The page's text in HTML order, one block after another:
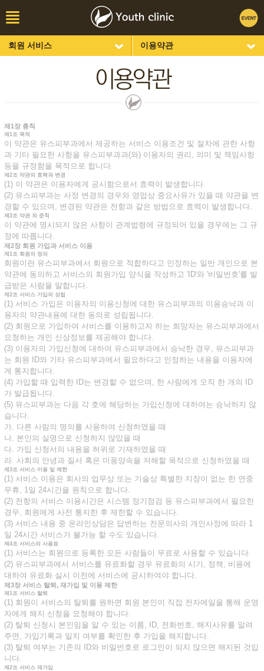
회원 서비스 이용약관
유스미디어
리얼후기
상담∙예약
회원 서비스
ID/PW 찾기
로그인
이용약관
제1장 총칙
제1조 목적
이 약관은 유스피부과에서 제공하는 서비스 이용조건 및 절차에 관한 사항
과 기타 필요한 사항을 유스피부과과(와) 이용자의 권리, 의미 및 책임사항
등을 규정함을 목적으로 합니다.
제2조 약관의 효력과 변경
(1) 이 약관은 이용자에게 공시함으로서 효력이 발생합니다.
(2) 유스피부과는 사정 변경의 경우와 영업상 중요사유가 있을 때 약관을 변
경할 수 있으며, 변경된 약관은 전항과 같은 방법으로 효력이 발생합니다.
제3조 약관 외 준칙
이 약관에 명시되지 않은 사항이 관계법령에 규정되어 있을 경우에는 그 규
정에 따릅니다.
제2장 회원 가입과 서비스 이용
제1조 회원의 정의
회원이란 유스피부과에서 회원으로 적합하다고 인정하는 일반 개인으로 본
약관에 동의하고 서비스의 회원가입 양식을 작성하고 'ID'와 '비밀번호'를 발
급받은 사람을 말합니다.
제2조 서비스 가입의 성립
(1) 서비스 가입은 이용자의 이용신청에 대한 유스피부과의 이용승낙과 이
용자의 약관내용에 대한 동의로 성립됩니다.
(2) 회원으로 가입하여 서비스를 이용하고자 하는 희망자는 유스피부과에서
요청하는 개인 신상정보를 제공해야 합니다.
(3) 이용자의 가입신청에 대하여 유스피부과에서 승낙한 경우, 유스피부과
는 회원 ID와 기타 유스피부과에서 필요하다고 인정하는 내용을 이용자에
게 통지합니다.
(4) 가입할 때 입력한 ID는 변경할 수 없으며, 한 사람에게 오직 한 개의 ID
가 발급됩니다.
(5) 유스피부과는 다음 각 호에 해당하는 가입신청에 대하여는 승낙하지 않
습니다.
가. 다른 사람의 명의를 사용하여 신청하였을 때
나. 본인의 실명으로 신청하지 않았을 때
다. 가입 신청서의 내용을 허위로 기재하였을 때
라. 사회의 안녕과 질서 혹은 미풍양속을 저해할 목적으로 신청하였을 때
제3조 서비스 이용 및 제한
(1) 서비스 이용은 회사의 업무상 또는 기술상 특별한 지장이 없는 한 연중
무휴, 1일 24시간을 원칙으로 합니다.
(2) 전항의 서비스 이용시간은 시스템 정기점검 등 유스피부과에서 필요한
경우, 회원에게 사전 통지한 후 제한할 수 있습니다.
(3) 서비스 내용 중 온라인상담은 답변하는 전문의사의 개인사정에 따라 1
일 24시간 서비스가 불가능 할 수도 있습니다.
제4조 서비스의 사용료
(1) 서비스는 회원으로 등록한 모든 사람들이 무료로 사용할 수 있습니다.
(2) 유스피부과에서 서비스를 유료화할 경우 유료화의 시기, 정책, 비용에
대하여 유료화 실시 이전에 서비스에 공시하여야 합니다.
제3장 서비스 탈퇴, 재가입 및 이용 제한
제1조 서비스 탈퇴
(1) 회원이 서비스의 탈퇴를 원하면 회원 본인이 직접 전자메일을 통해 운영
자에게 해지 신청을 요청해야 합니다.
(2) 탈퇴 신청시 본인임을 알 수 있는 이름, ID, 전화번호, 해지사유를 알려
주면, 가입기록과 일치 여부를 확인한 후 가입을 해지합니다.
(3) 탈퇴 여부는 기존의 ID와 비밀번호로 로그인이 되지 않으면 해지된 것입
니다.
제2조 서비스 재가입